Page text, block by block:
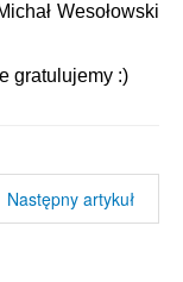
Wesołowski
gratulujemy :)
Następny artykuł